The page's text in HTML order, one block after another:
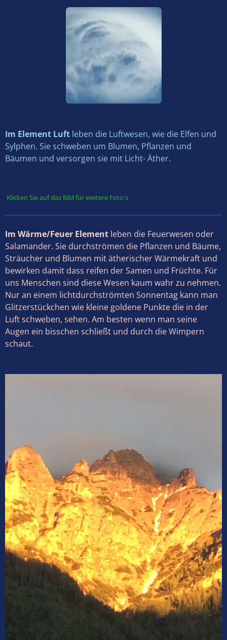
Im Element Luft leben die Luftwesen, wie die Elfen und
Sylphen. Sie schweben um Blumen, Pflanzen und
Bäumen und versorgen sie mit Licht- Äther.
Klicken Sie auf das Bild für weitere Foto's
Im Wärme/Feuer Element leben die Feuerwesen oder
Salamander. Sie durchströmen die Pflanzen und Bäume,
Sträucher und Blumen mit ätherischer Wärmekraft und
bewirken damit dass reifen der Samen und Früchte. Für
uns Menschen sind diese Wesen kaum wahr zu nehmen.
Nur an einem lichtdurchströmten Sonnentag kann man
Glitzerstückchen wie kleine goldene Punkte die in der
Luft schweben, sehen. Am besten wenn man seine
Augen ein bisschen schließt und durch die Wimpern
schaut.